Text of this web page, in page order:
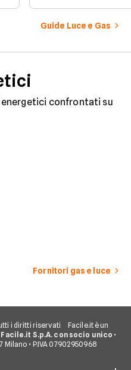
determinato
numerosi i fattori
influenzano questo
considerazione per
Guide Luce e Gas
confrontati su
Fornitori gas e luce
i diritti riservati
Facile.it è un
Facile.it S.p.A. con socio unico •
Milano • P.IVA 07902950968